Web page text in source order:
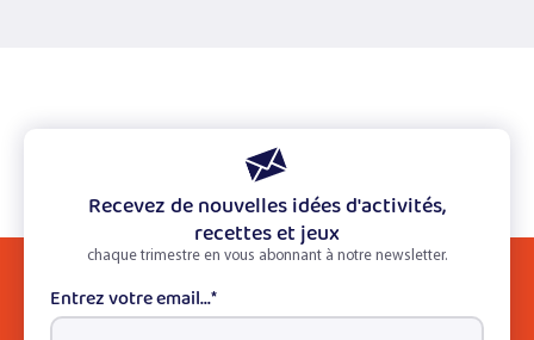
Recevez de nouvelles idées d'activités,
recettes et jeux
chaque trimestre en vous abonnant à notre newsletter.
Entrez votre email...*